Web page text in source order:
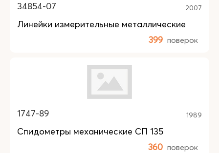
34854-07 2007
Линейки измерительные металлические
399 поверок
1747-89 1989
Спидометры механические СП 135
360 поверок